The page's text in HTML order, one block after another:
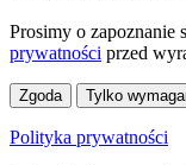
Prosimy o zapoznanie
prywatności przed
Zgoda Tylko
Polityka prywatności